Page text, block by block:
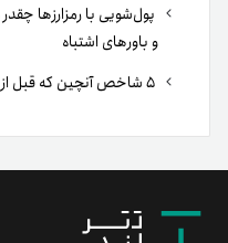
پول‌شویی با رمزارزها
و باورهای اشتباه